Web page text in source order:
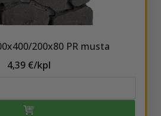
200x80 PR musta
4,39 €/kpl